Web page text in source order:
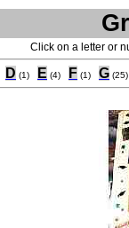
Click on a letter or
D (1) E (4) F (1) G (25)